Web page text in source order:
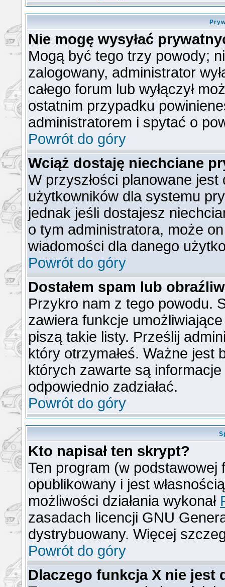
Nie mogę wysyłać
Mogą być tego trzy powody;
zalogowany, administrator
całego forum lub wyłączył
ostatnim przypadku
administratorem i spytać o
Powrót do góry
Wciąż dostaję niechciane
W przyszłości planowane
użytkowników dla systemu
jednak jeśli dostajesz
o tym administratora, może
wiadomości dla danego
Powrót do góry
Dostałem spam lub
Przykro nam z tego powodu.
zawiera funkcje
piszą takie listy. Prześlij
który otrzymałeś. Ważne jest
których zawarte są
odpowiednio zadziałać.
Powrót do góry
Kto napisał ten skrypt?
Ten program (w podstawowej
opublikowany i jest
możliwości działania wykonał
zasadach licencji GNU
dystrybuowany. Więcej
Powrót do góry
Dlaczego funkcja X nie jest